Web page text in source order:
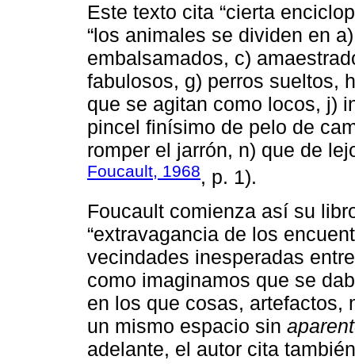
Este texto cita “cierta
“los animales se dividen en
embalsamados, c)
fabulosos, g) perros sueltos,
que se agitan como locos, j)
pincel finísimo de pelo de
romper el jarrón, n) que de
Foucault, 1968, p. 1).
Foucault comienza así su
“extravagancia de los
vecindades inesperadas
como imaginamos que se
en los que cosas, artefactos,
un mismo espacio sin
adelante, el autor cita